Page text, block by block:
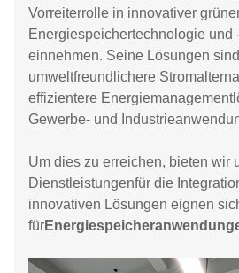
Vorreiterrolle in innovativer
Energiespeichertechnologie und
einnehmen. Seine Lösungen
umweltfreundlichere
effizientere
Gewerbe- und
Um dies zu erreichen, bieten wir
Dienstleistungenfür die
innovativen Lösungen eignen
für